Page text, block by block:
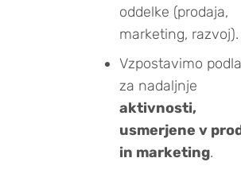
oddelke (prodaja,
marketing, razvoj).
Vzpostavimo
za nadaljnje
aktivnosti,
usmerjene v
in marketing.